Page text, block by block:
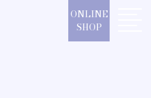
ONLINE
SHOP